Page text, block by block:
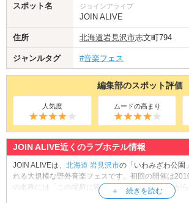
スポット名 ジョインアライブ
JOIN ALIVE
住所 北海道岩見沢市志文町794
ジャンルタグ #音楽フェス
編集部のスポット評価
人気度 ムードの高まり
JOIN ALIVE近くのラブホテル情報
JOIN ALIVEは、 北海道 岩見沢市の「いわみざわ公園
れる大規模な野外音楽フェスです。初回の開催は
の名称には「この場所に皆が集まり、つながりなが
喜びを感じる」というメッセージが込められており